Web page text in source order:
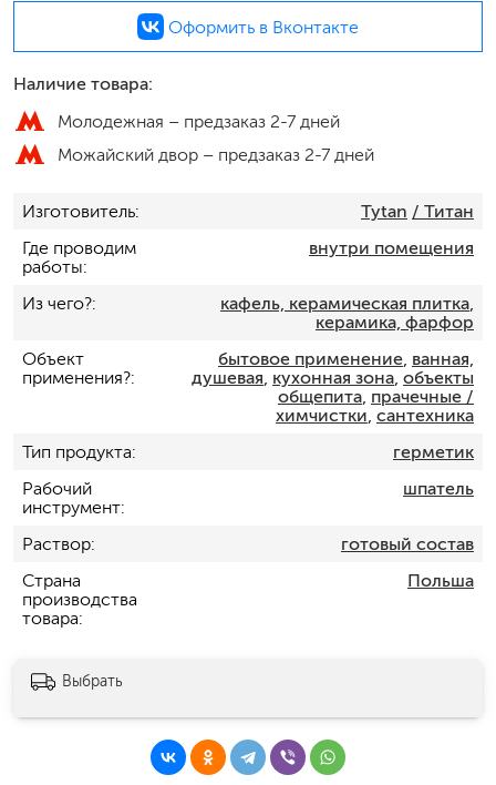
Оформить в Вконтакте
Наличие товара:
Молодежная – предзаказ 2-7 дней
Можайский двор – предзаказ 2-7 дней
Изготовитель Tytan / Титан
Где проводим
работы
внутри помещения
Из чего? кафель, керамическая плитка,
керамика, фарфор
Объект
применения?
бытовое применение, ванная,
душевая кухонная зона, объекты
общепита, прачечные /
химчистки сантехника
Тип продукта
герметик
Рабочий
инструмент
шпатель
Раствор
готовый состав
Страна
производства
товара
Польша
Выбрать